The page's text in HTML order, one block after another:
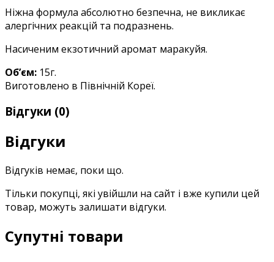
Ніжна формула абсолютно безпечна, не викликає
алергічних реакцій та подразнень.
Насиченим екзотичний аромат маракуйя.
Об’єм: 15г.
Виготовлено в Північній Кореї.
Відгуки (0)
Відгуки
Відгуків немає, поки що.
Тільки покупці, які увійшли на сайт і вже купили цей
товар, можуть залишати відгуки.
Супутні товари